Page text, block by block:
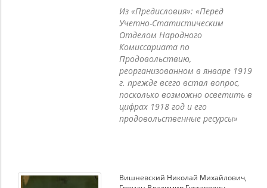
Из «Предисловия»: «Перед
Учетно-Статистическим
Отделом Народного
Комиссариата по
Продовольствию,
реорганизованном в январе 1919
г. прежде всего встал вопрос,
посколько возможно осветить в
цифрах 1918 год и его
продовольственные ресурсы»
Вишневский Николай Михайлович,